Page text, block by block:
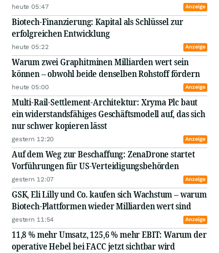
heute 05:47 Anzeige
Biotech-Finanzierung: Kapital als Schlüssel zur
erfolgreichen Entwicklung
heute 05:22 Anzeige
Warum zwei Graphitminen Milliarden wert sein
können – obwohl beide denselben Rohstoff fördern
heute 05:00 Anzeige
Multi-Rail-Settlement-Architektur: Xryma Plc baut
ein widerstandsfähiges Geschäftsmodell auf, das sich
nur schwer kopieren lässt
gestern 12:20 Anzeige
Auf dem Weg zur Beschaffung: ZenaDrone startet
Vorführungen für US-Verteidigungsbehörden
gestern 12:07 Anzeige
GSK, Eli Lilly und Co. kaufen sich Wachstum – warum
Biotech-Plattformen wieder Milliarden wert sind
gestern 11:54 Anzeige
11,8 % mehr Umsatz, 125,6 % mehr EBIT: Warum der
operative Hebel bei FACC jetzt sichtbar wird